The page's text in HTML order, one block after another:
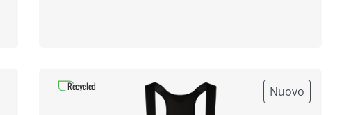
Nuovo
Recycled